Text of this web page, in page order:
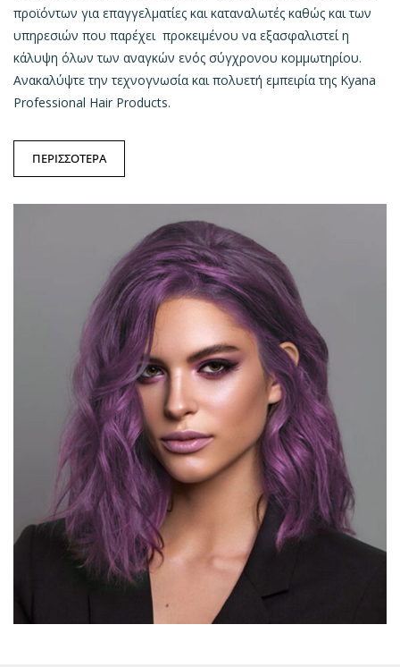
προϊόντων για επαγγελματίες και καταναλωτές καθώς και των
υπηρεσιών που παρέχει προκειμένου να εξασφαλιστεί η
κάλυψη όλων των αναγκών ενός σύγχρονου κομμωτηρίου.
Ανακαλύψτε την τεχνογνωσία και πολυετή εμπειρία της Kyana
Professional Hair Products.
ΠΕΡΙΣΣΟΤΕΡΑ